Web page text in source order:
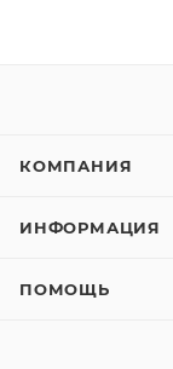
КОМПАНИЯ
ИНФОРМАЦИЯ
ПОМОЩЬ